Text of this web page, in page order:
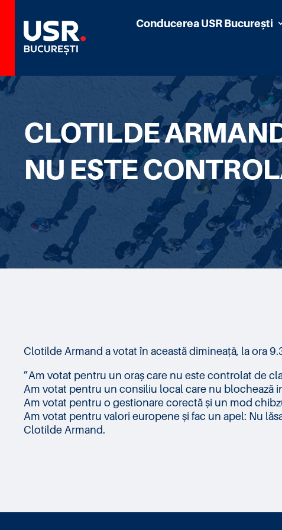
Conducerea USR București
CLOTILDE
NU ESTE
Clotilde Armand a votat în această dimineață, la ora
”Am votat pentru un oraș care nu este controlat de
Am votat pentru un consiliu local care nu blochează
Am votat pentru o gestionare corectă și un mod
Am votat pentru valori europene și fac un apel: Nu
Clotilde Armand.